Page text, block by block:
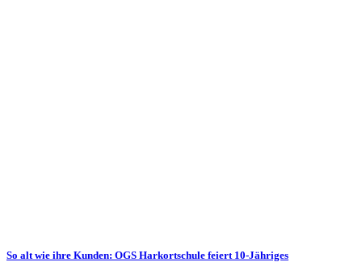
So alt wie ihre Kunden: OGS Harkortschule feiert 10-Jähriges